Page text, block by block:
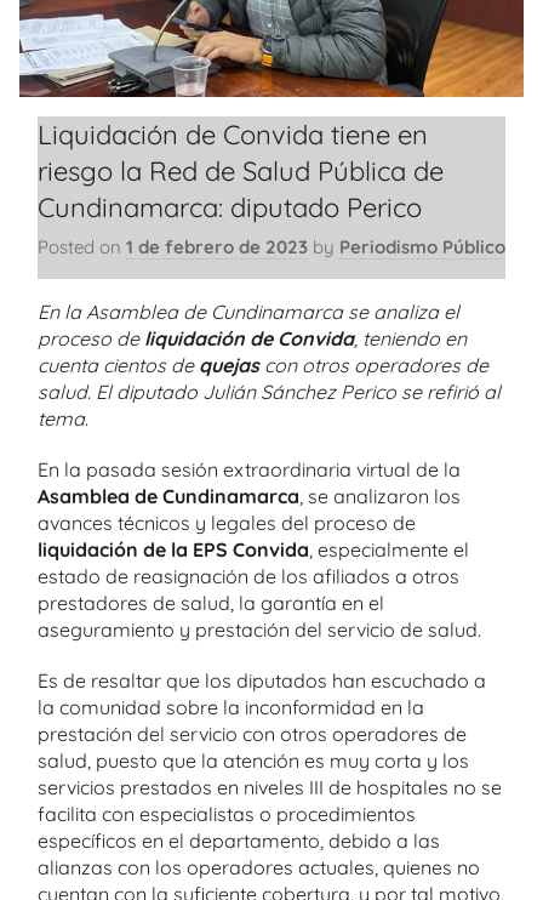
Liquidación de Convida tiene en
riesgo la Red de Salud Pública de
Cundinamarca: diputado Perico
Posted on 1 de febrero de 2023 by Periodismo Público
En la Asamblea de Cundinamarca se analiza el
proceso de liquidación de Convida, teniendo en
cuenta cientos de quejas con otros operadores de
salud. El diputado Julián Sánchez Perico se refirió al
tema.
En la pasada sesión extraordinaria virtual de la
Asamblea de Cundinamarca , se analizaron los
avances técnicos y legales del proceso de
liquidación de la EPS Convida , especialmente el
estado de reasignación de los afiliados a otros
prestadores de salud, la garantía en el
aseguramiento y prestación del servicio de salud.
Es de resaltar que los diputados han escuchado a
la comunidad sobre la inconformidad en la
prestación del servicio con otros operadores de
salud, puesto que la atención es muy corta y los
servicios prestados en niveles III de hospitales no se
facilita con especialistas o procedimientos
específicos en el departamento, debido a las
alianzas con los operadores actuales, quienes no
cuentan con la suficiente cobertura, y por tal motivo,